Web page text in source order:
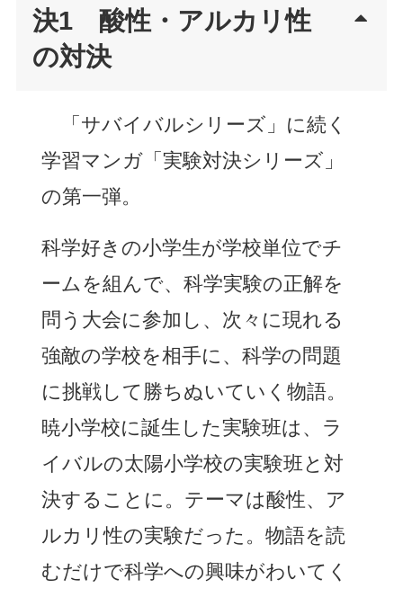
決1 酸性・アルカリ性
の対決
「サバイバルシリーズ」に続く
学習マンガ「実験対決シリーズ」
の第一弾。
科学好きの小学生が学校単位でチ
ームを組んで、科学実験の正解を
問う大会に参加し、次々に現れる
強敵の学校を相手に、科学の問題
に挑戦して勝ちぬいていく物語。
暁小学校に誕生した実験班は、ラ
イバルの太陽小学校の実験班と対
決することに。テーマは酸性、ア
ルカリ性の実験だった。物語を読
むだけで科学への興味がわいてく